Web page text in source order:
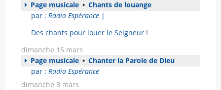
Page musicale • Chants de louange
par : Radio Espérance |
Des chants pour louer le Seigneur !
dimanche 15 mars
Page musicale • Chanter la Parole de Dieu
par : Radio Espérance
dimanche 8 mars